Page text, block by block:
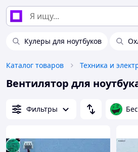
Кулеры для ноутбуков
Каталог товаров Техника и
Вентилятор для
Фильтры